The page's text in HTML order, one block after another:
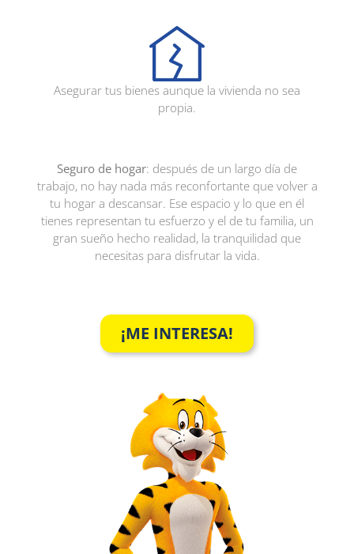
Asegurar tus bienes aunque la vivienda no sea
propia.
Seguro de hogar: después de un largo día de
trabajo, no hay nada más reconfortante que volver a
tu hogar a descansar. Ese espacio y lo que en él
tienes representan tu esfuerzo y el de tu familia, un
gran sueño hecho realidad, la tranquilidad que
necesitas para disfrutar la vida.​​​​
¡ME INTERESA!